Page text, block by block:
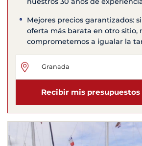
Mejores precios garantizados:
oferta más barata en otro sitio,
comprometemos a igualar la
Recibir mis